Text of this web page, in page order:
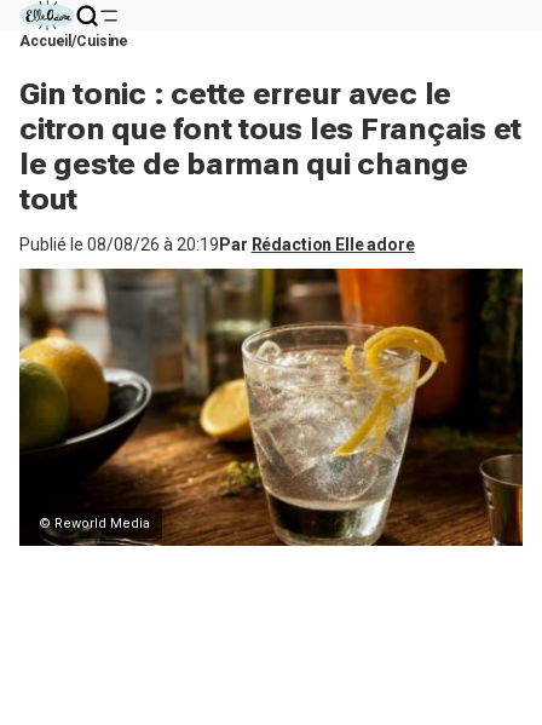
Accueil Cuisine
Gin tonic : cette erreur avec le
citron que font tous les Français et
le geste de barman qui change
tout
Publié le 08/08/26 à 20:19 Par Rédaction Elle adore
© Reworld Media